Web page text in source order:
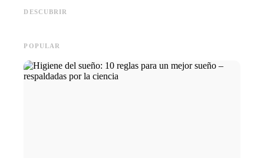
DESCUBRIR
carrera
POPULAR